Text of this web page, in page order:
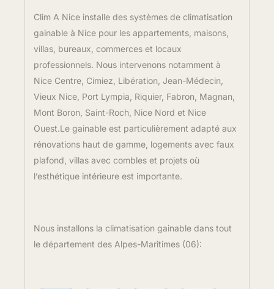
Clim A Nice installe des systèmes de climatisation
gainable à Nice pour les appartements, maisons,
villas, bureaux, commerces et locaux
professionnels. Nous intervenons notamment à
Nice Centre, Cimiez, Libération, Jean-Médecin,
Vieux Nice, Port Lympia, Riquier, Fabron, Magnan,
Mont Boron, Saint-Roch, Nice Nord et Nice
Ouest.Le gainable est particulièrement adapté aux
rénovations haut de gamme, logements avec faux
plafond, villas avec combles et projets où
l’esthétique intérieure est importante.
Nous installons la climatisation gainable dans tout
le département des Alpes-Maritimes (06):